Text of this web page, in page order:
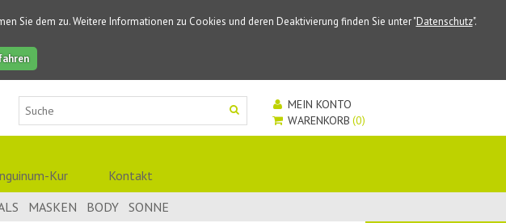
Sie dem zu. Weitere Informationen zu Cookies und deren Deaktivierung finden Sie unter "Datenschutz".
MEIN KONTO
WARENKORB 0
MASKEN BODY SONNE
Kur Kontakt